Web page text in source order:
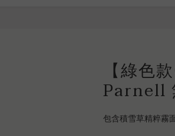
【綠色
Parnell
包含積雪草精粹霧